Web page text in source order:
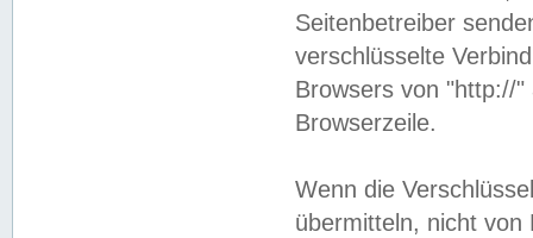
Seitenbetreiber
verschlüsselte
Browsers von "http://
Browserzeile.
Wenn die
übermitteln, nicht von